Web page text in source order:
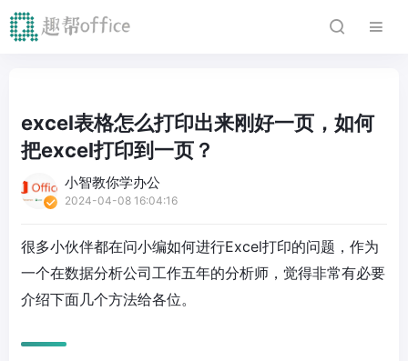
excel表格怎么打印出来刚好一页，如何
把excel打印到一页？
小智教你学办公
2024-04-08 16:04:16
很多小伙伴都在问小编如何进行Excel打印的问题，作为
一个在数据分析公司工作五年的分析师，觉得非常有必要
介绍下面几个方法给各位。